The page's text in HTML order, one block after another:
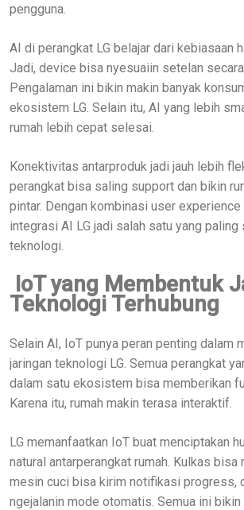
pengguna.
AI di perangkat LG belajar dari kebiasaan
Jadi, device bisa nyesuaiin setelan
Pengalaman ini bikin makin banyak
ekosistem LG. Selain itu, AI yang lebih
rumah lebih cepat selesai.
Konektivitas antarproduk jadi jauh lebih
perangkat bisa saling support dan bikin
pintar. Dengan kombinasi user experience
integrasi AI LG jadi salah satu yang
teknologi.
IoT yang Membentuk
Teknologi Terhubung
Selain AI, IoT punya peran penting dalam
jaringan teknologi LG. Semua perangkat
dalam satu ekosistem bisa memberikan
Karena itu, rumah makin terasa interaktif.
LG memanfaatkan IoT buat menciptakan
natural antarperangkat rumah. Kulkas bisa
mesin cuci bisa kirim notifikasi progress,
ngejalanin mode otomatis. Semua ini